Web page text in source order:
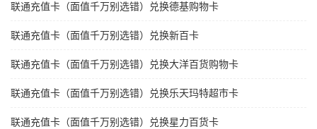
联通充值卡（面值千万别选错）兑换德基购物卡
联通充值卡（面值千万别选错）兑换新百卡
联通充值卡（面值千万别选错）兑换大洋百货购物卡
联通充值卡（面值千万别选错）兑换乐天玛特超市卡
联通充值卡（面值千万别选错）兑换星力百货卡